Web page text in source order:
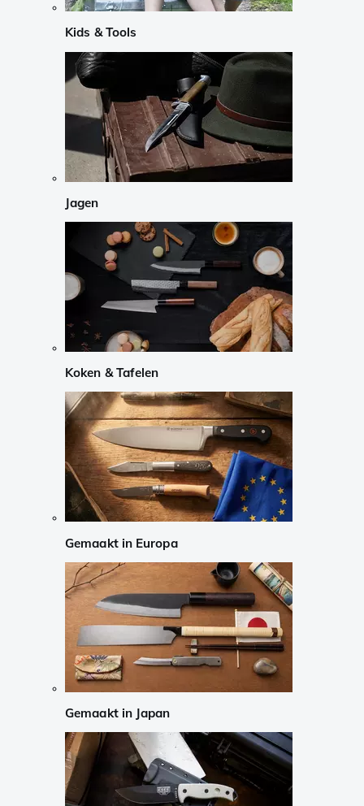
Kids & Tools
Jagen
Koken & Tafelen
Gemaakt in Europa
Gemaakt in Japan